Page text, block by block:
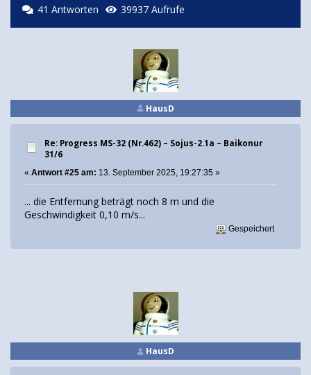
41 Antworten 39937 Aufrufe
HausD
Re: Progress MS-32 (Nr.462) – Sojus-2.1а – Baikonur
31/6
« Antwort #25 am: 13. September 2025, 19:27:35 »
... die Entfernung beträgt noch 8 m und die
Geschwindigkeit 0,10 m/s...
Gespeichert
HausD